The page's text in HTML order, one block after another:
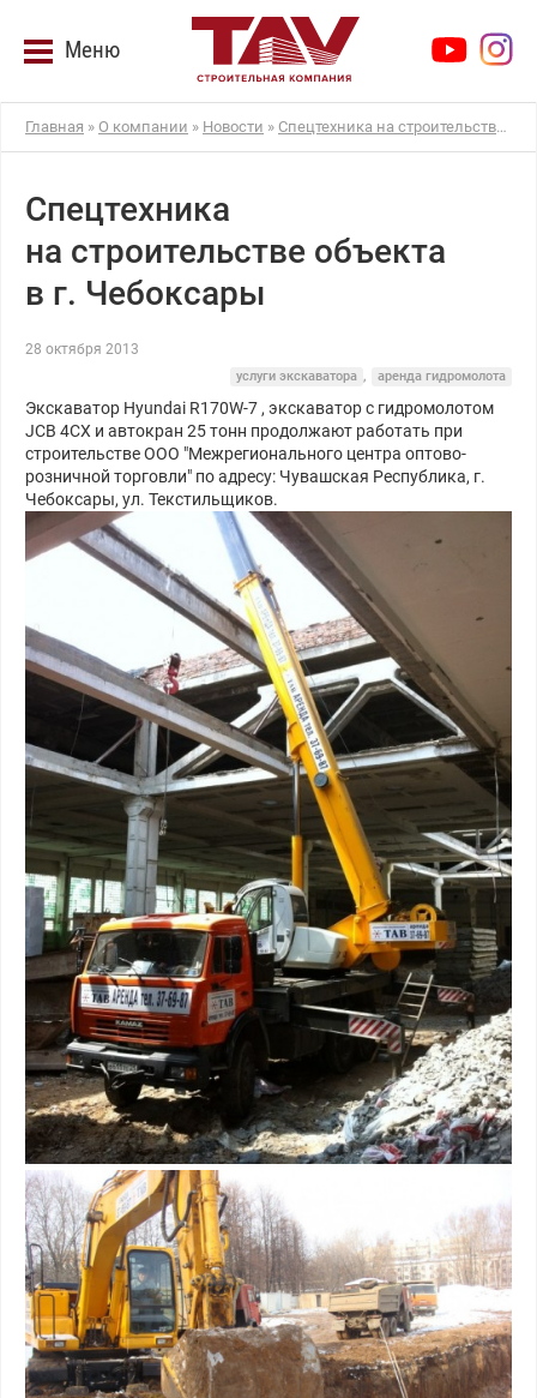
Меню
Главная » О компании » Новости » Спецтехника на строительстве объекта в г. Чебоксары
Спецтехника
на строительстве объекта
в г. Чебоксары
28 октября 2013
услуги экскаватора , аренда гидромолота
Экскаватор Hyundai R170W-7 , экскаватор с гидромолотом
JCB 4CX и автокран 25 тонн продолжают работать при
строительстве ООО "Межрегионального центра оптово-
розничной торговли" по адресу: Чувашская Республика, г.
Чебоксары, ул. Текстильщиков.